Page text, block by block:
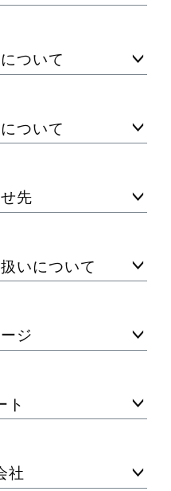
ついて
ついて
先
いについて
ジ
ト
社